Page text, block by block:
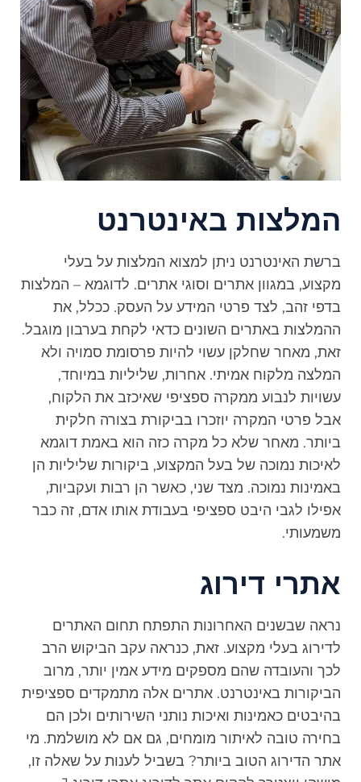
המלצות באינטרנט
ברשת האינטרנט ניתן למצוא המלצות על בעלי
מקצוע, במגוון אתרים וסוגי אתרים. לדוגמא – המלצות
בדפי זהב, לצד פרטי המידע על העסק. ככלל, את
ההמלצות באתרים השונים כדאי לקחת בערבון מוגבל.
זאת, מאחר שחלקן עשוי להיות פרסומת סמויה ולא
המלצה מלקוח אמיתי. אחרות, שליליות במיוחד,
עשויות לנבוע ממקרה ספציפי שאיכזב את הלקוח,
אבל פרטי המקרה יוזכרו בביקורת בצורה חלקית
ביותר. מאחר שלא כל מקרה כזה הוא באמת דוגמא
לאיכות נמוכה של בעל המקצוע, ביקורות שליליות הן
באמינות נמוכה. מצד שני, כאשר הן רבות ועקביות,
אפילו לגבי היבט ספציפי בעבודת אותו אדם, זה כבר
משמעותי.
אתרי דירוג
נראה שבשנים האחרונות התפתח תחום האתרים
לדירוג בעלי מקצוע. זאת, כנראה עקב הביקוש הרב
לכך והעובדה שהם מספקים מידע אמין יותר, מרוב
הביקורות באינטרנט. אתרים אלה מתמקדים ספציפית
בהיבטים כאמינות ואיכות נותני השירותים ולכן הם
בחירה טובה לאיתור מומחים, גם אם לא מושלמת. מי
אתר הדירוג הטוב ביותר? בשביל לענות על שאלה זו,